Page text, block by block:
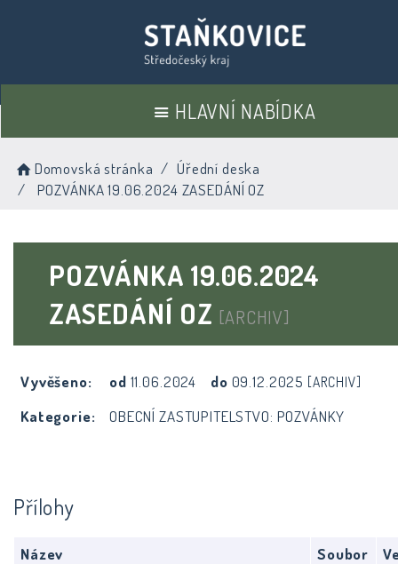
HLAVNÍ NABÍDKA
Domovská stránka
Úřední deska
POZVÁNKA 19.06.2024 ZASEDÁNÍ OZ
POZVÁNKA 19.06.2024
ZASEDÁNÍ OZ [ARCHIV]
Vyvěšeno: od 11.06.2024 do 09.12.2025 [ARCHIV]
Kategorie: OBECNÍ ZASTUPITELSTVO: POZVÁNKY
Přílohy
Název Soubor